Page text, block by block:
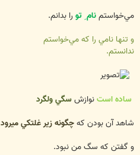
مي‌خواستمنام ِ تورا بدانم.
و تنها نامي را که مي‌خواستم
ندانستم.
ساده استنوازشسگي ولگرد
شاهد آن بودن كهچگونه زير غلتكي ميرود
و گفتن كه سگ من نبود.